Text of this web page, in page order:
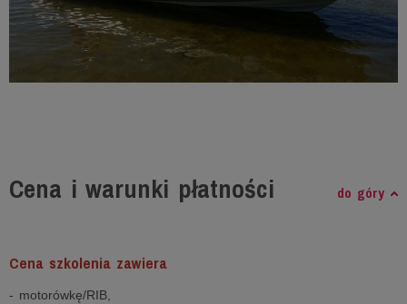
Cena i warunki płatności do góry
Cena szkolenia zawiera
- motorówkę/RIB,